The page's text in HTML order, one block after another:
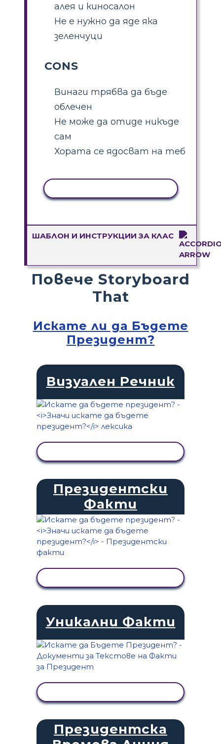
алея и киносалон
Не е нужно да яде яка
зеленчуци
CONS
Винаги трябва да бъде
облечен
Не може да отиде никъде
сам
Хората се ядосват на теб
ШАБЛОН И ИНСТРУКЦИИ ЗА КЛАС
Повече Storyboard
That
Искате ли да Бъдете
Президент?
Визуален Речник
Президентски
Факти
Уникални Факти
Президентска